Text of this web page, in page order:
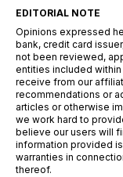
EDITORIAL NOTE
Opinions expressed
bank, credit card
not been reviewed,
entities included
receive from our
recommendations or
articles or otherwise
we work hard to
believe our users will
information provided
warranties in
thereof.